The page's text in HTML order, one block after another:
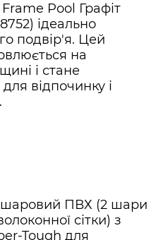
Pool Графіт
ідеально
подвір'я. Цей
на
і стане
відпочинку і
ПВХ (2 шари
сітки) з
Tough для